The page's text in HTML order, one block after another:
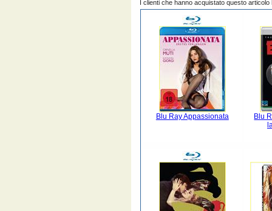
I clienti che hanno acquistato questo
Blu Ray Appassionata
Blu